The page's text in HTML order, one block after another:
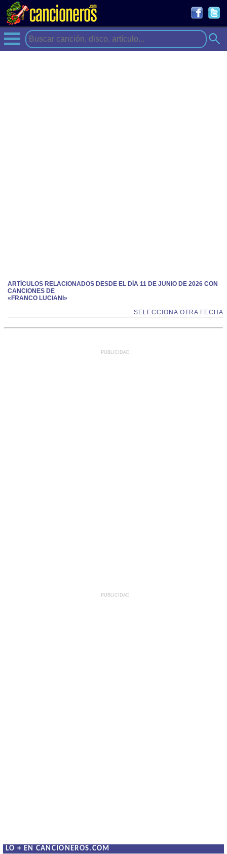
ARTÍCULOS RELACIONADOS DESDE EL DÍA 11 DE JUNIO DE 2026 CON
CANCIONES DE
«FRANCO LUCIANI»
SELECCIONA OTRA FECHA
PUBLICIDAD
PUBLICIDAD
LO + EN CANCIONEROS.COM